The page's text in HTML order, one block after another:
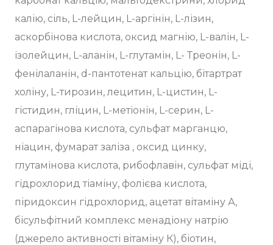
калію, сіль, L-лейцин, L-аргінін, L-лізин,
аскорбінова кислота, оксид магнію, L-валін, L-
ізолейцин, L-аланін, L-глутамін, L- Треонін, L-
фенілаланін, d-пантотенат кальцію, бітартрат
холіну, L-тирозин, лецитин, L-цистин, L-
гістидин, гліцин, L-метіонін, L-серин, L-
аспарагінова кислота, сульфат марганцю,
ніацин, фумарат заліза , оксид цинку,
глутамінова кислота, рибофлавін, сульфат міді,
гідрохлорид тіаміну, фолієва кислота,
піридоксин гідрохлорид, ацетат вітаміну А,
бісульфітний комплекс менадіону натрію
(джерело активності вітаміну К), біотин,